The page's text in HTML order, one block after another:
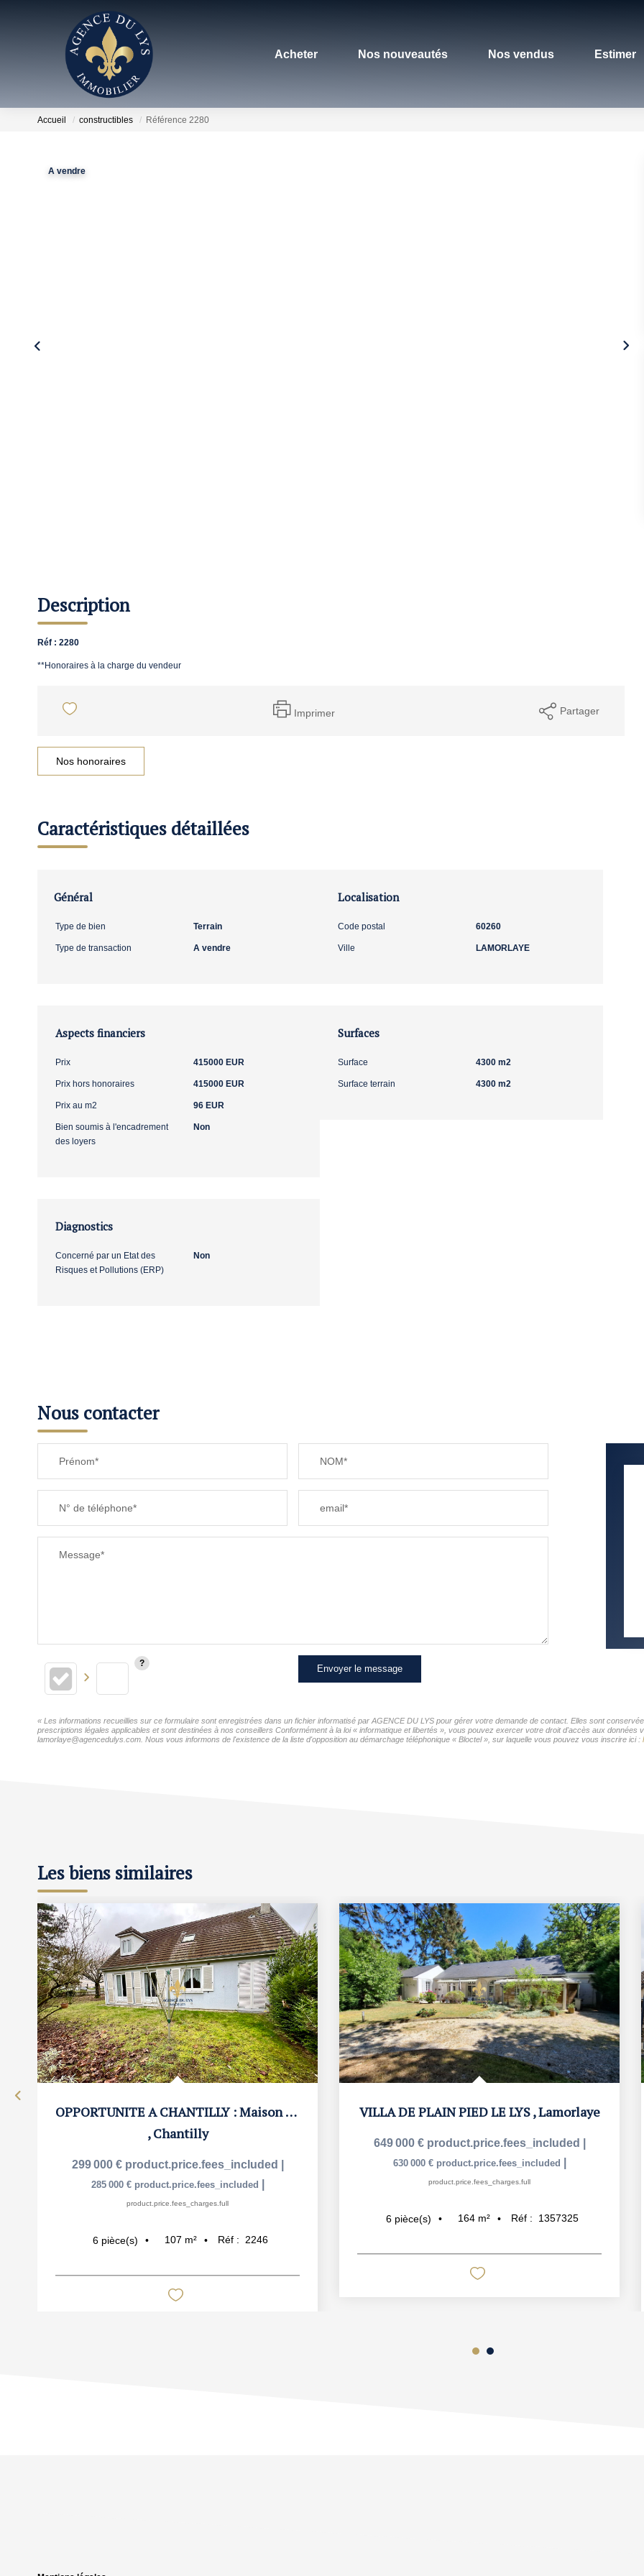
Acheter Nos nouveautés Nos vendus Estimer
Accueil constructibles Référence 2280
A vendre
Description
Réf : 2280
**Honoraires à la charge du vendeur
Imprimer Partager
Nos honoraires
Caractéristiques détaillées
Général
Type de bien Terrain
Type de transaction A vendre
Localisation
Code postal 60260
Ville LAMORLAYE
Aspects financiers
Prix 415000 EUR
Prix hors honoraires 415000 EUR
Prix au m2 96 EUR
Bien soumis à l'encadrement
des loyers
Non
Surfaces
Surface 4300 m2
Surface terrain 4300 m2
Diagnostics
Concerné par un Etat des
Risques et Pollutions (ERP)
Non
Nous contacter
Prénom* NOM*
N° de téléphone* email*
Message*
Envoyer le message
« Les informations recueillies sur ce formulaire sont enregistrées dans un fichier informatisé par AGENCE DU LYS pour gérer votre demande de contact. Elles sont
prescriptions légales applicables et sont destinées à nos conseillers Conformément à la loi « informatique et libertés », vous pouvez exercer votre droit d'accès aux
lamorlaye@agencedulys.com. Nous vous informons de l'existence de la liste d'opposition au démarchage téléphonique « Bloctel », sur laquelle vous pouvez vous inscrire ici :
Les biens similaires
OPPORTUNITE A CHANTILLY : Maison à rafraichir avec 4...
,Chantilly
299 000 € product.price.fees_included
285 000 € product.price.fees_included
product.price.fees_charges.full
6 pièce(s) 107 m² Réf : 2246
VILLA DE PLAIN PIED LE LYS,Lamorlaye
649 000 € product.price.fees_included
630 000 € product.price.fees_included
product.price.fees_charges.full
6 pièce(s) 164 m² Réf : 1357325